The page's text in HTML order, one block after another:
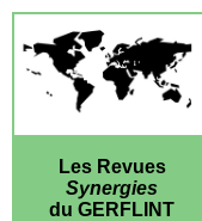
Les Revues
Synergies
du GERFLINT